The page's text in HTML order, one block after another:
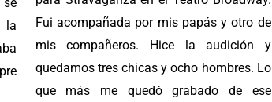
la
Fui acompañada por mis papás y otro de
mis compañeros. Hice la audición y
quedamos tres chicas y ocho hombres. Lo
que más me quedó grabado de ese